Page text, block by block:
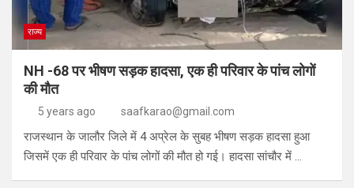
राज्य
NH -68 पर भीषण सड़क हादसा, एक ही परिवार के पांच लोगों
की मौत
5 years ago saafkarao@gmail.com
राजस्थान के जालौर जिले में 4 अप्रेल के सुबह भीषण सड़क हादसा हुआ
जिसमें एक ही परिवार के पांच लोगों की मौत हो गई। हादसा सांचौर में …